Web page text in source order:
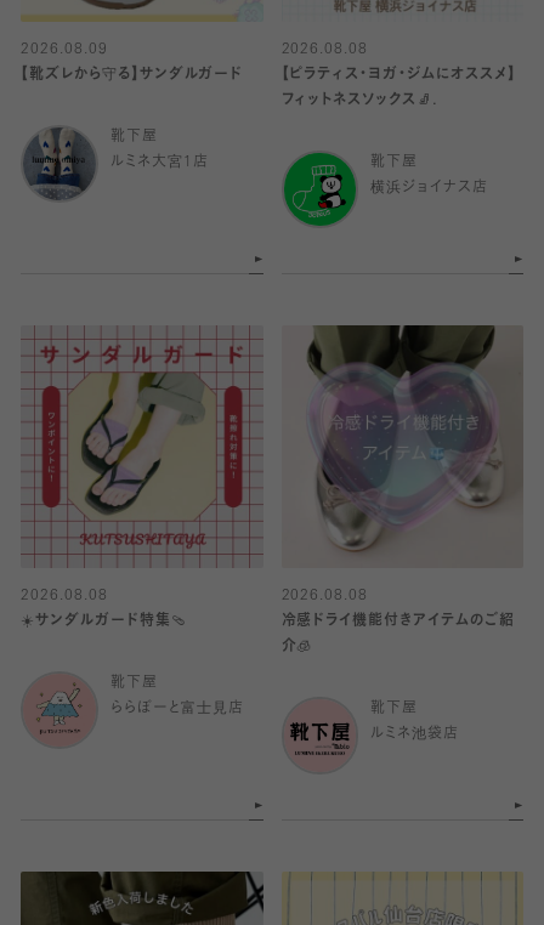
2026.08.09
【靴ズレから守る】サンダルガード
靴下屋
ルミネ大宮1店
2026.08.08
【ピラティス・ヨガ・ジムにオススメ】
フィットネスソックス🧦.
靴下屋
横浜ジョイナス店
2026.08.08
☀️サンダルガード特集🩴
靴下屋
ららぽーと富士見店
2026.08.08
冷感ドライ機能付きアイテムのご紹
介🧊
靴下屋
ルミネ池袋店